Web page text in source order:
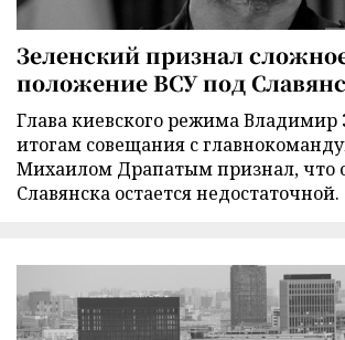
Зеленский признал
положение ВСУ под
Глава киевского режима Владимир
итогам совещания с
Михаилом Драпатым признал, что
Славянска остается недостаточной.